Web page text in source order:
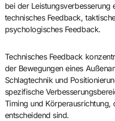
bei der Leistungsverbesserung
technisches Feedback,
psychologisches Feedback.
Technisches Feedback
der Bewegungen eines
Schlagtechnik und
spezifische
Timing und Körperausrichtung,
entscheidend sind.